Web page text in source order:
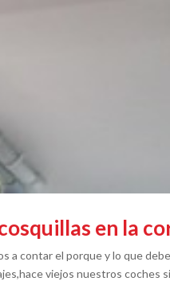
en la
a contar el porque y lo que
viejos nuestros coches